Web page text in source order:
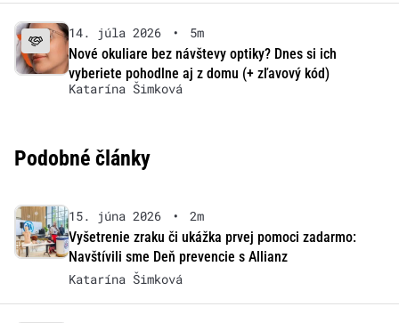
14. júla 2026 •
5m
Nové okuliare bez návštevy optiky? Dnes si ich
vyberiete pohodlne aj z domu (+ zľavový kód)
Katarína Šimková
Podobné články
15. júna 2026 •
2m
Vyšetrenie zraku či ukážka prvej pomoci zadarmo:
Navštívili sme Deň prevencie s Allianz
Katarína Šimková